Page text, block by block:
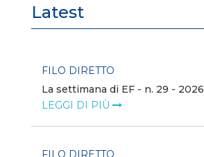
Latest
FILO DIRETTO
La settimana di EF - n. 29 - 2026
LEGGI DI PIÙ
FILO DIRETTO